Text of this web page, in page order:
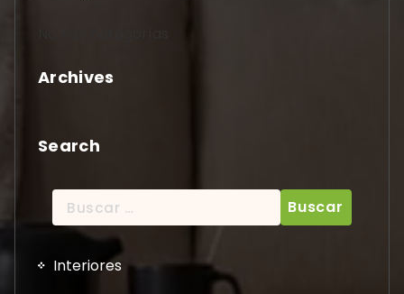
Archives
Search
Buscar:
Interiores